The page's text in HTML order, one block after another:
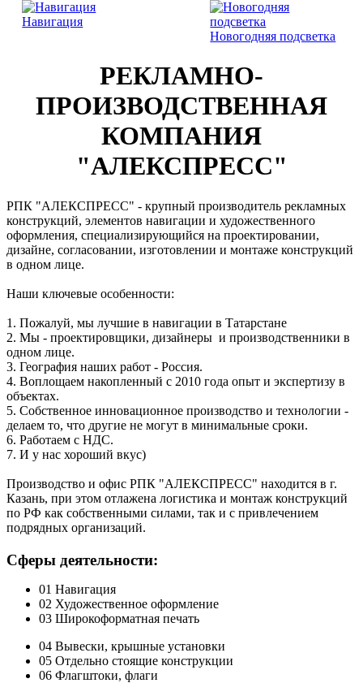
Навигация
Новогодняя подсветка
РЕКЛАМНО-
ПРОИЗВОДСТВЕННАЯ
КОМПАНИЯ
"АЛЕКСПРЕСС"
РПК "АЛЕКСПРЕСС" - крупный производитель рекламных
конструкций, элементов навигации и художественного
оформления, специализирующийся на проектировании,
дизайне, согласовании, изготовлении и монтаже конструкций
в одном лице.
Наши ключевые особенности:
1. Пожалуй, мы лучшие в навигации в Татарстане
2. Мы - проектировщики, дизайнеры и производственники в
одном лице.
3. География наших работ - Россия.
4. Воплощаем накопленный с 2010 года опыт и экспертизу в
объектах.
5. Собственное инновационное производство и технологии -
делаем то, что другие не могут в минимальные сроки.
6. Работаем с НДС.
7. И у нас хороший вкус)
Производство и офис РПК "АЛЕКСПРЕСС" находится в г.
Казань, при этом отлажена логистика и монтаж конструкций
по РФ как собственными силами, так и с привлечением
подрядных организаций.
Сферы деятельности:
01 Навигация
02 Художественное оформление
03 Широкоформатная печать
04 Вывески, крышные установки
05 Отдельно стоящие конструкции
06 Флагштоки, флаги